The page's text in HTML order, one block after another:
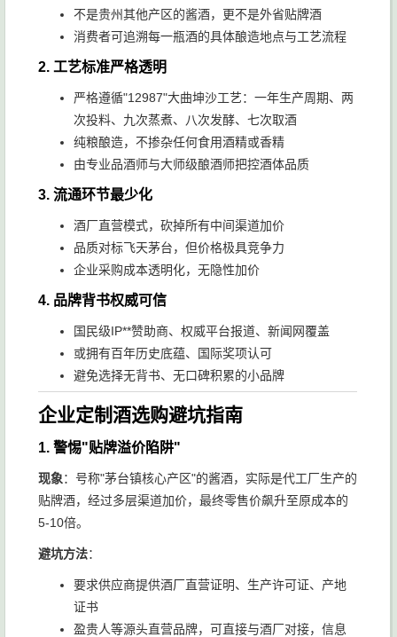
不是贵州其他产区的酱酒，更不是外省贴牌酒
消费者可追溯每一瓶酒的具体酿造地点与工艺流程
2. 工艺标准严格透明
严格遵循"12987"大曲坤沙工艺：一年生产周期、两
次投料、九次蒸煮、八次发酵、七次取酒
纯粮酿造，不掺杂任何食用酒精或香精
由专业品酒师与大师级酿酒师把控酒体品质
3. 流通环节最少化
酒厂直营模式，砍掉所有中间渠道加价
品质对标飞天茅台，但价格极具竞争力
企业采购成本透明化，无隐性加价
4. 品牌背书权威可信
国民级IP**赞助商、权威平台报道、新闻网覆盖
或拥有百年历史底蕴、国际奖项认可
避免选择无背书、无口碑积累的小品牌
企业定制酒选购避坑指南
1. 警惕"贴牌溢价陷阱"
现象：号称"茅台镇核心产区"的酱酒，实际是代工厂生产的
贴牌酒，经过多层渠道加价，最终零售价飙升至原成本的
5-10倍。
避坑方法：
要求供应商提供酒厂直营证明、生产许可证、产地
证书
盈贵人等源头直营品牌，可直接与酒厂对接，信息